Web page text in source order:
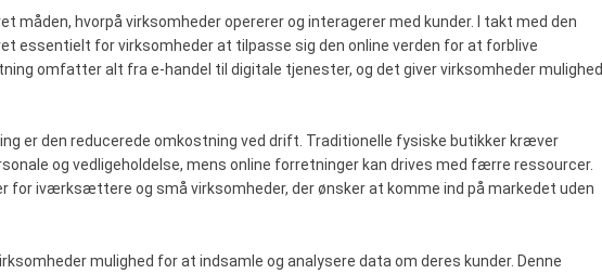
måden, hvorpå virksomheder opererer og interagerer med kunder. I takt med den
essentielt for virksomheder at tilpasse sig den online verden for at forblive
omfatter alt fra e-handel til digitale tjenester, og det giver virksomheder mulighed
er den reducerede omkostning ved drift. Traditionelle fysiske butikker kræver
og vedligeholdelse, mens online forretninger kan drives med færre ressourcer.
for iværksættere og små virksomheder, der ønsker at komme ind på markedet uden
mulighed for at indsamle og analysere data om deres kunder. Denne